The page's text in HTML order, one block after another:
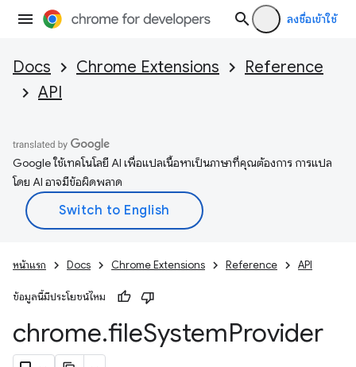
ลงชื่อเข้าใช้
Docs Chrome Extensions
Reference
API
Google ใช้เทคโนโลยี AI เพื่อแปลเนื้อหาเป็นภาษาที่คุณต้องการ การแปล
โดย AI อาจมีข้อผิดพลาด
หน้าแรก Docs Chrome Extensions Reference API
ข้อมูลนี้มีประโยชน์ไหม
chrome.fileSystemProvider